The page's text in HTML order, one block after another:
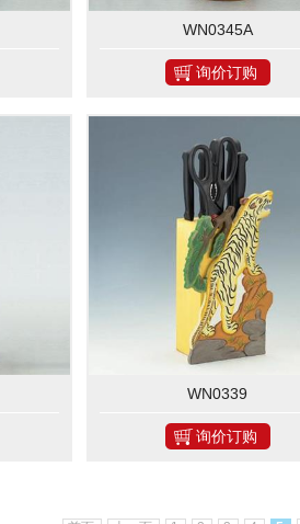
WN0345A
询价订购
WN0339
询价订购